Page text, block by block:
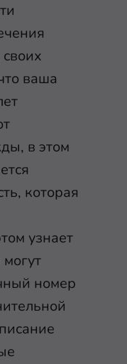
ваша
в этом
которая
узнает
номер